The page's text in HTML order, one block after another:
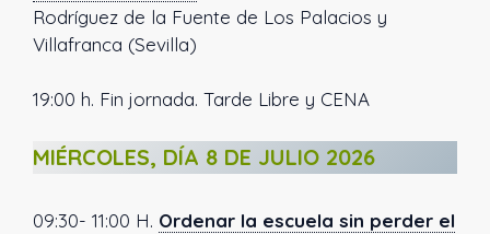
Rodríguez de la Fuente de Los Palacios y
Villafranca (Sevilla)
19:00 h. Fin jornada. Tarde Libre y CENA
MIÉRCOLES, DÍA 8 DE JULIO 2026
09:30- 11:00 H. Ordenar la escuela sin perder el